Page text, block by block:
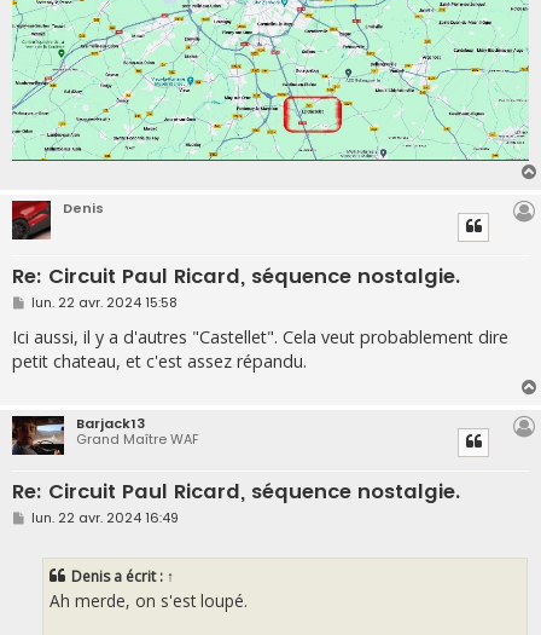
Denis
Re: Circuit Paul Ricard, séquence nostalgie.
M
s
s
a
lun. 22 avr. 2024 15:58
Ici aussi, il y a d'autres "Castellet". Cela veut probablement dire
petit chateau, et c'est assez répandu.
Barjack13
Grand Maître WAF
Re: Circuit Paul Ricard, séquence nostalgie.
M
lun. 22 avr. 2024 16:49
Denisa écrit : ↑
Ah merde, on s'est loupé.